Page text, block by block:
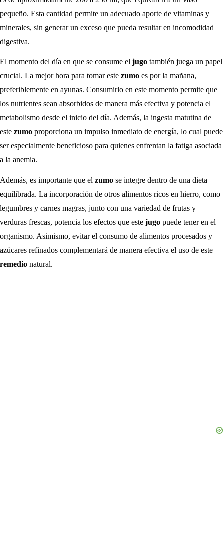
pequeño. Esta cantidad permite un adecuado aporte de vitaminas y
minerales, sin generar un exceso que pueda resultar en incomodidad
digestiva.
El momento del día en que se consume el jugo también juega un papel
crucial. La mejor hora para tomar este zumo es por la mañana,
preferiblemente en ayunas. Consumirlo en este momento permite que
los nutrientes sean absorbidos de manera más efectiva y potencia el
metabolismo desde el inicio del día. Además, la ingesta matutina de
este zumo proporciona un impulso inmediato de energía, lo cual puede
ser especialmente beneficioso para quienes enfrentan la fatiga asociada
a la anemia.
Además, es importante que el zumo se integre dentro de una dieta
equilibrada. La incorporación de otros alimentos ricos en hierro, como
legumbres y carnes magras, junto con una variedad de frutas y
verduras frescas, potencia los efectos que este jugo puede tener en el
organismo. Asimismo, evitar el consumo de alimentos procesados y
azúcares refinados complementará de manera efectiva el uso de este
remedio natural.